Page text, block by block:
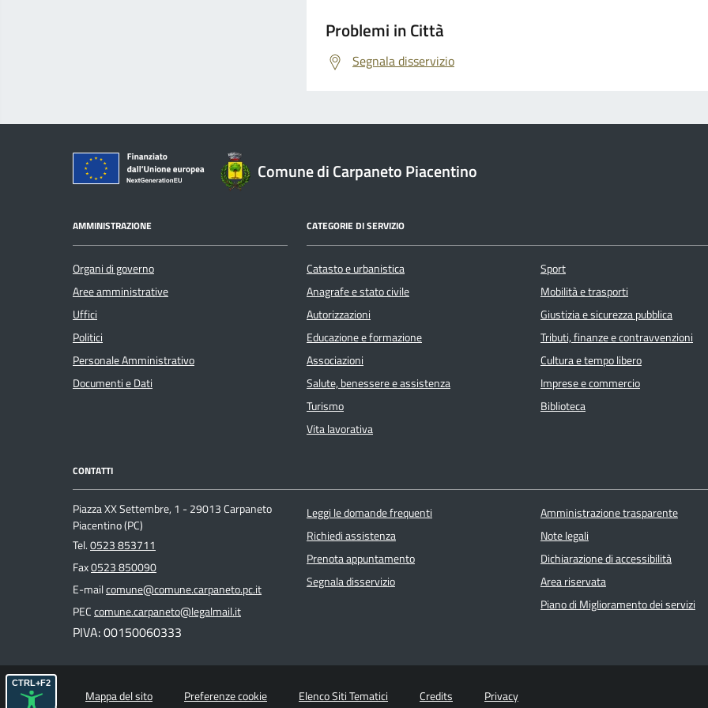
CTRL+F2
Problemi in Città
Segnala disservizio
Comune di Carpaneto Piacentino
AMMINISTRAZIONE
Organi di governo
Aree amministrative
Uffici
Politici
Personale Amministrativo
Documenti e Dati
CATEGORIE DI SERVIZIO
Catasto e urbanistica
Anagrafe e stato civile
Autorizzazioni
Educazione e formazione
Associazioni
Salute, benessere e assistenza
Turismo
Vita lavorativa
Sport
Mobilità e trasporti
Giustizia e sicurezza pubblica
Tributi, finanze e contravvenzioni
Cultura e tempo libero
Imprese e commercio
Biblioteca
CONTATTI
Piazza XX Settembre, 1 - 29013 Carpaneto
Piacentino (PC)
Tel.0523 853711
Fax0523 850090
E-mailcomune@comune.carpaneto.pc.it
PECcomune.carpaneto@legalmail.it
PIVA: 00150060333
Leggi le domande frequenti
Richiedi assistenza
Prenota appuntamento
Segnala disservizio
Amministrazione trasparente
Note legali
Dichiarazione di accessibilità
Area riservata
Piano di Miglioramento dei servizi
Mappa del sito Preferenze cookie Elenco Siti Tematici Credits Privacy